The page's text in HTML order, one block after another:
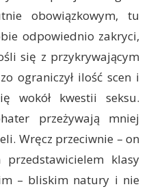
obowiązkowym, tu
odpowiednio zakryci,
się z przykrywającym
ograniczył ilość scen i
wokół kwestii seksu.
przeżywają mniej
Wręcz przeciwnie – on
klasy
– bliskim natury i nie